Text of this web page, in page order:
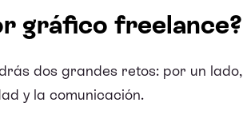
gráfico freelance?
dos grandes retos: por un lado,
y la comunicación.